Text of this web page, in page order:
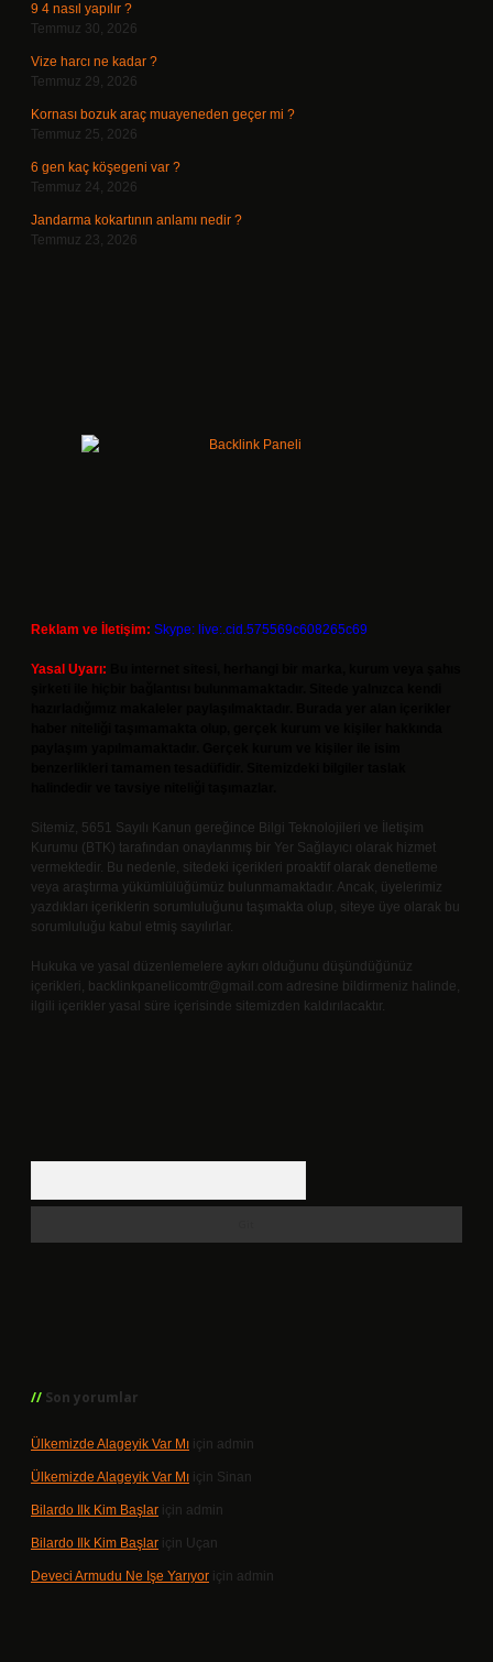
9 4 nasıl yapılır ?
Temmuz 30, 2026
Vize harcı ne kadar ?
Temmuz 29, 2026
Kornası bozuk araç muayeneden geçer mi ?
Temmuz 25, 2026
6 gen kaç köşegeni var ?
Temmuz 24, 2026
Jandarma kokartının anlamı nedir ?
Temmuz 23, 2026
Reklam ve İletişim: Skype: live:.cid.575569c608265c69
Yasal Uyarı:
Sitemiz, 5651 Sayılı Kanun gereğince Bilgi Teknolojileri ve İletişim
Kurumu (BTK) tarafından onaylanmış bir Yer Sağlayıcı olarak hizmet
vermektedir. Bu nedenle, sitedeki içerikleri proaktif olarak denetleme
veya araştırma yükümlülüğümüz bulunmamaktadır. Ancak, üyelerimiz
yazdıkları içeriklerin sorumluluğunu taşımakta olup, siteye üye olarak bu
sorumluluğu kabul etmiş sayılırlar.
Hukuka ve yasal düzenlemelere aykırı olduğunu düşündüğünüz
içerikleri, backlinkpanelicomtr@gmail.com adresine bildirmeniz halinde,
ilgili içerikler yasal süre içerisinde sitemizden kaldırılacaktır.
Son yorumlar
Ülkemizde Alageyik Var Mı için admin
Ülkemizde Alageyik Var Mı için Sinan
Bilardo Ilk Kim Başlar için admin
Bilardo Ilk Kim Başlar için Uçan
Deveci Armudu Ne Işe Yarıyor için admin